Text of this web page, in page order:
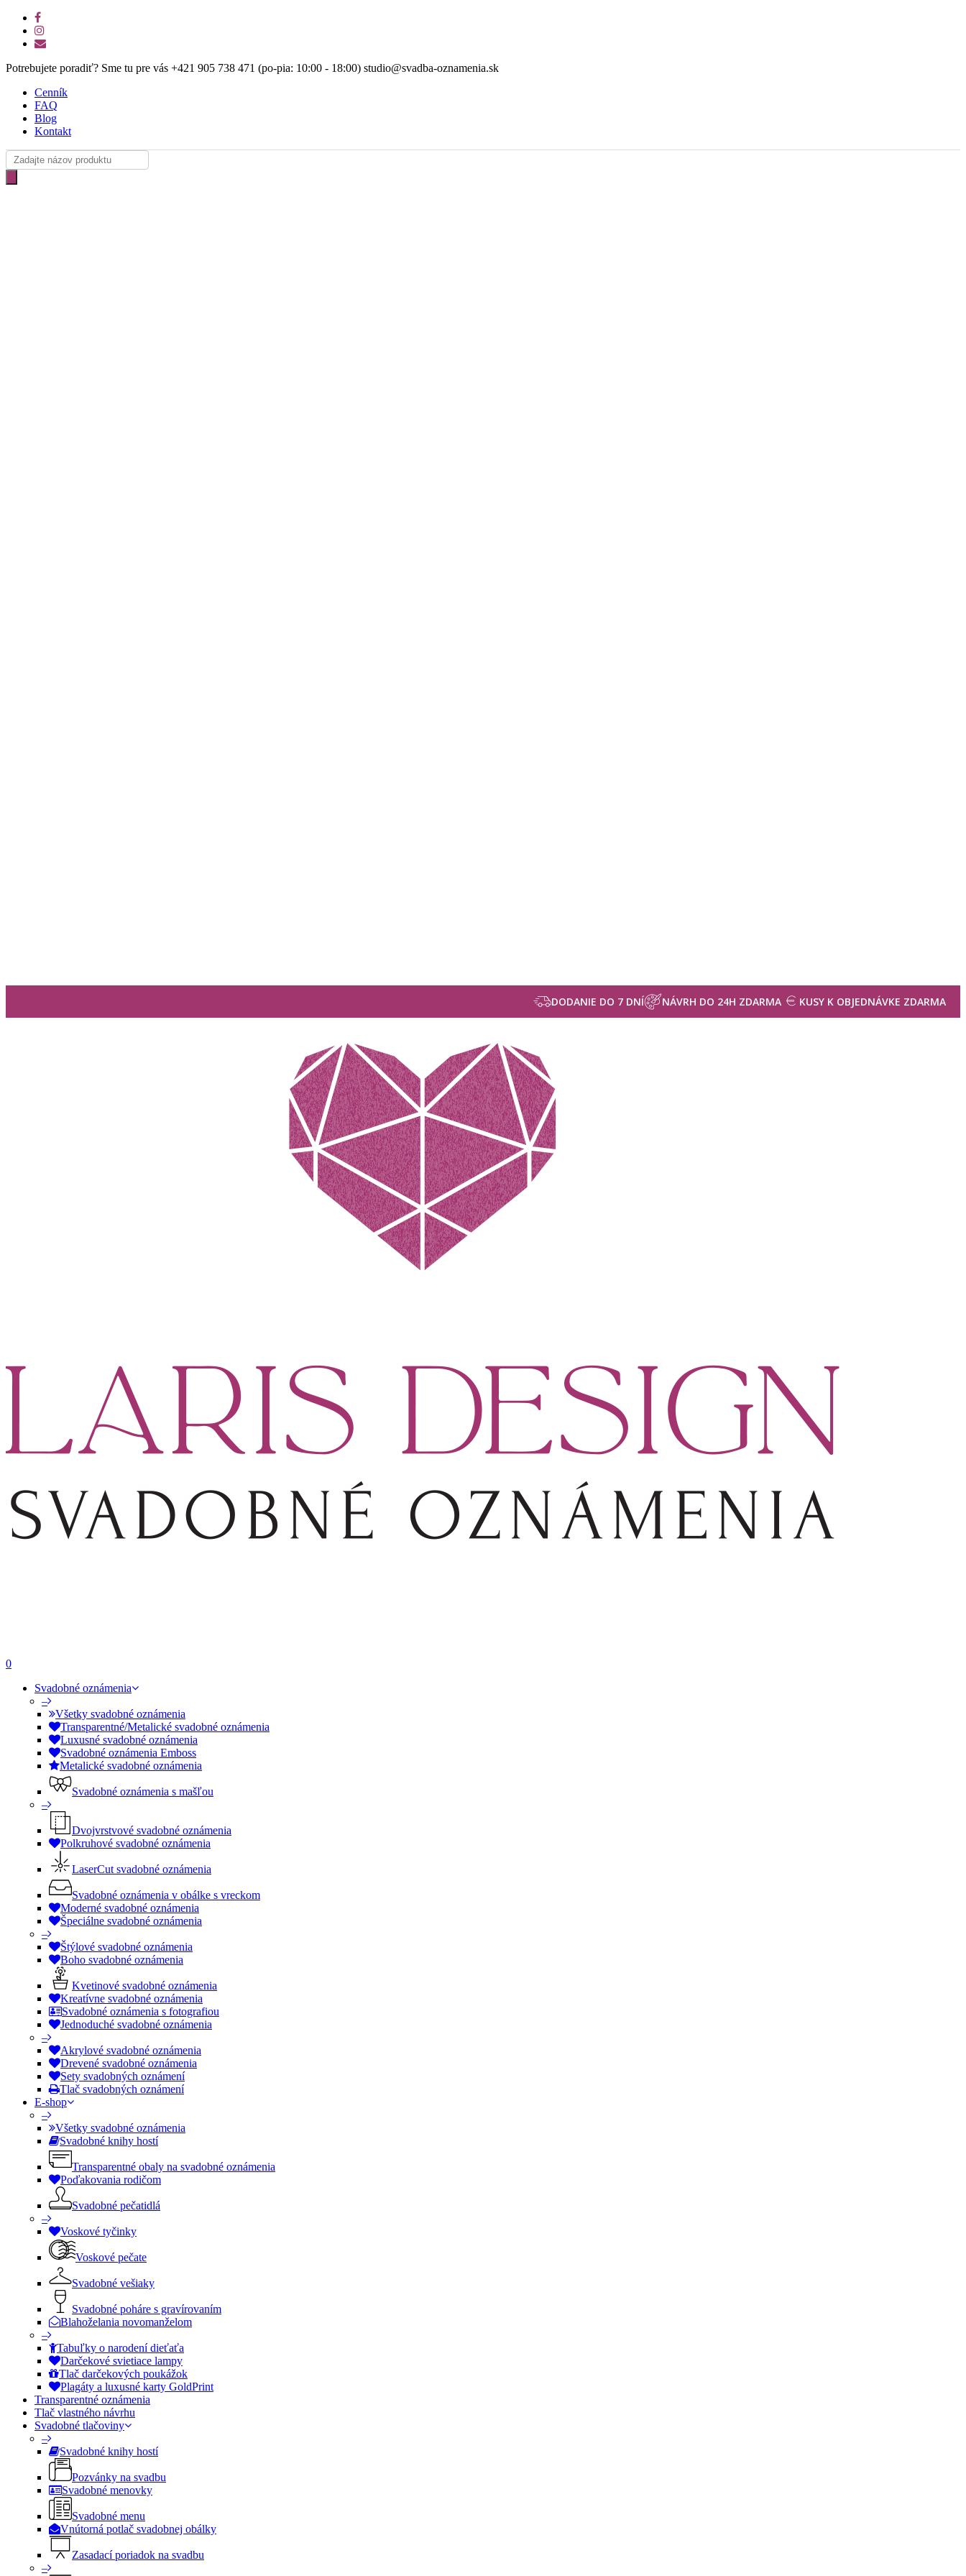
Skip
main
facebook
instagram
email
Potrebujete poradiť? Sme tu pre vás +421 905 738 471 (po-pia: 10:00 - 18:00) studio@svadba-oznamenia.sk
Cenník
FAQ
Blog
Kontakt
Products
search
DODANIE DO 7 DNÍ NÁVRH DO 24H ZDARMA KUSY K OBJEDNÁVKE ZDARMA
0
Svadobné oznámenia
–
Všetky svadobné oznámenia
Transparentné/Metalické svadobné oznámenia
Luxusné svadobné oznámenia
Svadobné oznámenia Emboss
Metalické svadobné oznámenia
Svadobné oznámenia s mašľou
–
Dvojvrstvové svadobné oznámenia
Polkruhové svadobné oznámenia
LaserCut svadobné oznámenia
Svadobné oznámenia v obálke s vreckom
Moderné svadobné oznámenia
Špeciálne svadobné oznámenia
–
Štýlové svadobné oznámenia
Boho svadobné oznámenia
Kvetinové svadobné oznámenia
Kreatívne svadobné oznámenia
Svadobné oznámenia s fotografiou
Jednoduché svadobné oznámenia
–
Akrylové svadobné oznámenia
Drevené svadobné oznámenia
Sety svadobných oznámení
Tlač svadobných oznámení
E-shop
–
Všetky svadobné oznámenia
Svadobné knihy hostí
Transparentné obaly na svadobné oznámenia
Poďakovania rodičom
Svadobné pečatidlá
–
Voskové tyčinky
Voskové pečate
Svadobné vešiaky
Svadobné poháre s gravírovaním
Blahoželania novomanželom
–
Tabuľky o narodení dieťaťa
Darčekové svietiace lampy
Tlač darčekových poukážok
Plagáty a luxusné karty GoldPrint
Transparentné oznámenia
Tlač vlastného návrhu
Svadobné tlačoviny
–
Svadobné knihy hostí
Pozvánky na svadbu
Svadobné menovky
Svadobné menu
Vnútorná potlač svadobnej obálky
Zasadací poriadok na svadbu
–